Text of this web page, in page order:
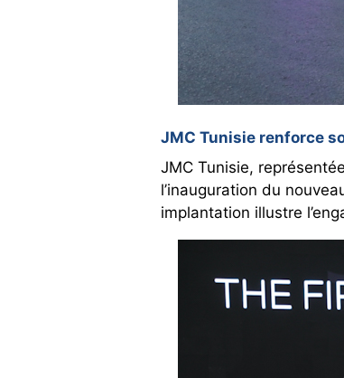
JMC Tunisie renforce
JMC Tunisie,
l’inauguration du
implantation illustre